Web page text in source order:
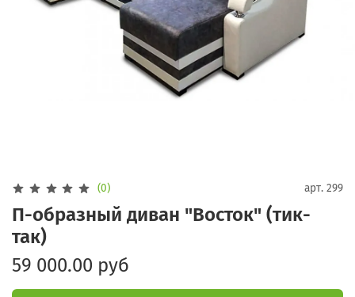
(0) арт. 299
П-образный диван "Восток" (тик-
так)
59 000.00 руб